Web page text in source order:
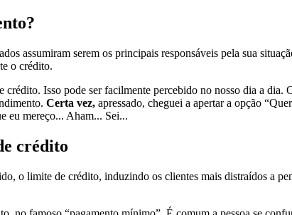
assumiram serem os principais responsáveis pela sua
o crédito.
crédito. Isso pode ser facilmente percebido no nosso dia a
Certa vez, apressado, cheguei a apertar a opção
eu mereço... Aham... Sei...
crédito
o limite de crédito, induzindo os clientes mais distraídos a